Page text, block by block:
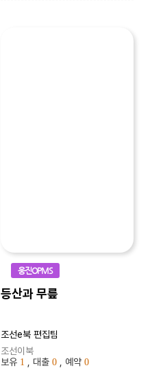
웅진OPMS
등산과 무릎
조선e북 편집팀
조선이북
보유 1 , 대출 0 , 예약 0